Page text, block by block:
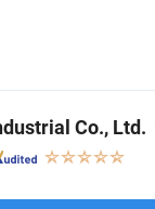
Co., Ltd.